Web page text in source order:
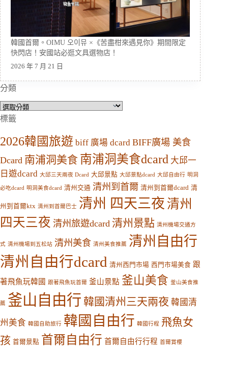
韓國首爾。OIMU 오이뮤 ×《苦盡柑來遇見你》期間限定
快閃店！安國站必逛文具選物店！
2026 年 7 月 21 日
分類
分
類
標籤
2026韓國旅遊 biff 廣場 dcard BIFF廣場 美食
Dcard 南浦洞美食 南浦洞美食dcard 大邱一
日遊dcard 大邱三天兩夜 Dcard 大邱景點 大邱景點dcard 大邱自由行 明洞
必吃dcard 明洞美食dcard 清州交通 清州到首爾 清州到首爾dcard 清
州到首爾ktx 清州到首爾巴士 清州 四天三夜 清州
四天三夜 清州旅遊dcard 清州景點 清州機場交通方
式 清州機場到五松站 清州美食 清州美食推薦 清州自由行
清州自由行dcard 清州西門市場 西門市場美食 跟
著飛魚玩韓國 跟著飛魚玩首爾 釜山景點 釜山美食 釜山美食推
薦 釜山自由行 韓國清州三天兩夜 韓國清
州美食 韓國自助旅行 韓國自由行 韓國行程 飛魚女
孩 首爾景點 首爾自由行 首爾自由行行程 首爾賞櫻